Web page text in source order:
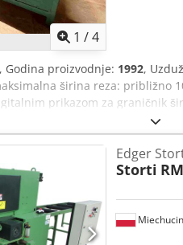
1 /4
, Godina proizvodnje: 1992,
širina reza: približno
prikazom za graničnik
ispravna, dostupna na lokaciji.
Edger
Storti